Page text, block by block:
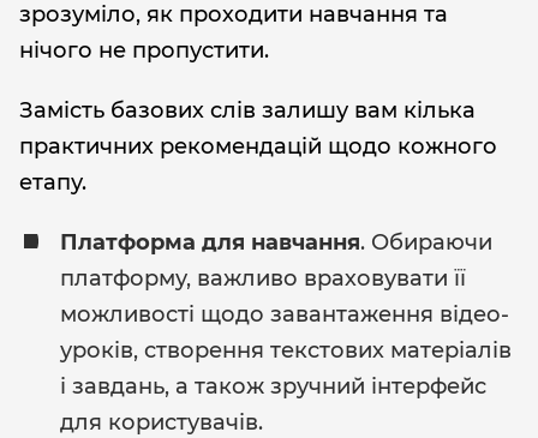
зрозуміло, як проходити навчання та
нічого не пропустити.
Замість базових слів залишу вам кілька
практичних рекомендацій щодо кожного
етапу.
Платформа для навчання. Обираючи
платформу, важливо враховувати її
можливості щодо завантаження відео-
уроків, створення текстових матеріалів
і завдань, а також зручний інтерфейс
для користувачів.